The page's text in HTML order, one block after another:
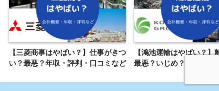
【三菱商事はやばい？】仕事がきつ
い？最悪？年収・評判・口コミなど
【鴻池運輸はやばい？】
最悪？いじめ？パワハラ